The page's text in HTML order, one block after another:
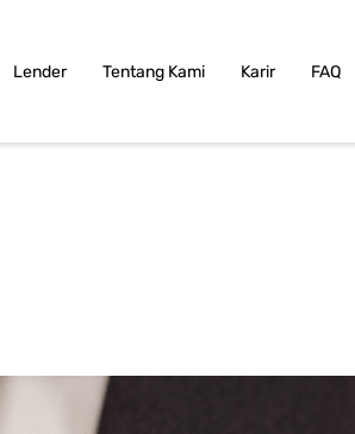
Lender Tentang Kami Karir FAQ